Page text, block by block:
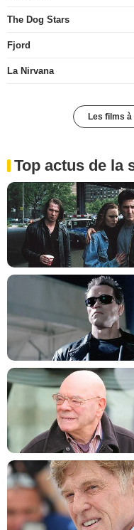
The Dog Stars
Fjord
La Nirvana
Les films
Top actus de la